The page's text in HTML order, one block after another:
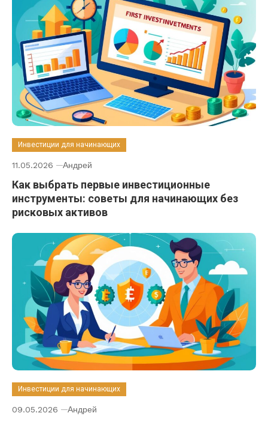
Инвестиции для начинающих
11.05.2026 Андрей
Как выбрать первые инвестиционные
инструменты: советы для начинающих без
рисковых активов
Инвестиции для начинающих
09.05.2026 Андрей